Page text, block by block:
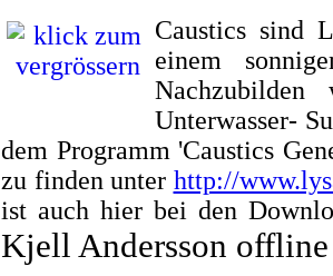
Caustics sind
einem
Unterwasser-
dem Programm 'Caustics
zu finden unter http://
ist auch hier bei den
Kjell Andersson